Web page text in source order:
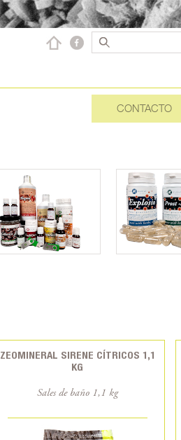
CONTACTO
ZEOMINERAL SIRENE CÍTRICOS 1,1
KG
Sales de baño 1,1 kg